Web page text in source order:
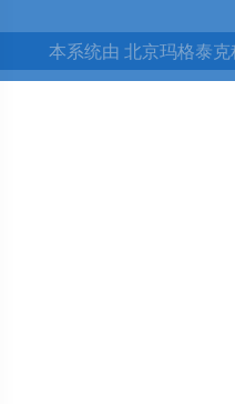
本系统由 北京玛格泰